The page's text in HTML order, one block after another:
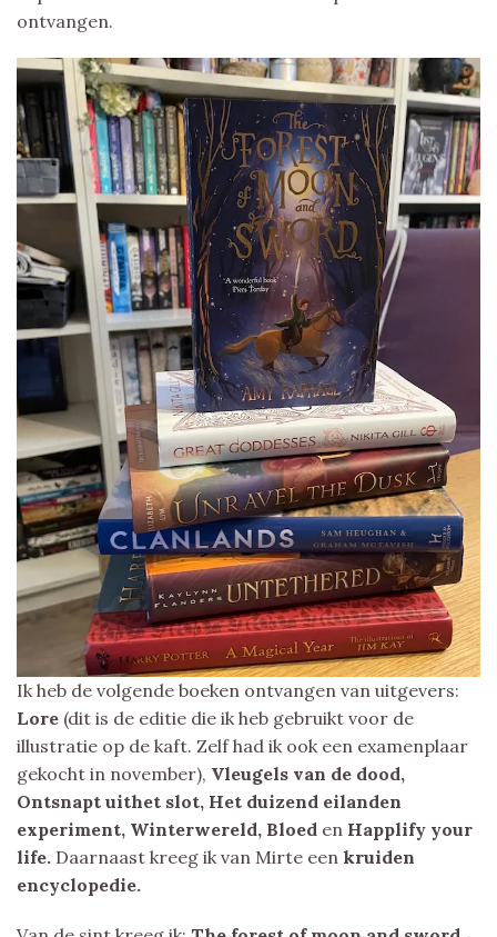
ontvangen.
Ik heb de volgende boeken ontvangen van uitgevers:
Lore (dit is de editie die ik heb gebruikt voor de
illustratie op de kaft. Zelf had ik ook een examenplaar
gekocht in november), Vleugels van de dood,
Ontsnapt uithet slot, Het duizend eilanden
experiment, Winterwereld, Bloed en Happlify your
life. Daarnaast kreeg ik van Mirte een kruiden
encyclopedie.